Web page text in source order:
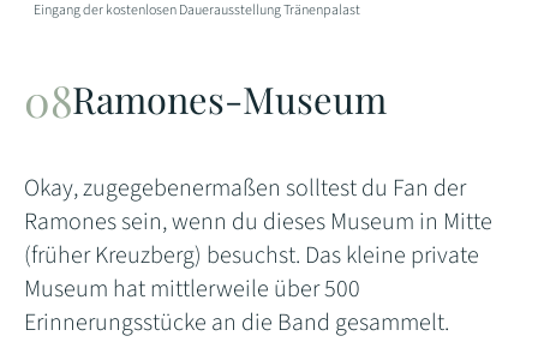
Eingang der kostenlosen Dauerausstellung Tränenpalast
Ramones-Museum
Okay, zugegebenermaßen solltest du Fan der
Ramones sein, wenn du dieses Museum in Mitte
(früher Kreuzberg) besuchst. Das kleine private
Museum hat mittlerweile über 500
Erinnerungsstücke an die Band gesammelt.